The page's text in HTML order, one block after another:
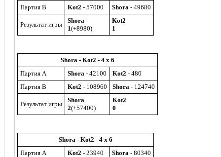
Партия B
Kot2 - 57000 Shora - 49680
Результат игры
Shora
1(+8980)
Kot2
1
Shora - Kot2 - 4 x 6
Партия A
Shora - 42100 Kot2 - 480
Партия B
Kot2 - 108960 Shora - 124740
Результат игры
Shora
2(+57400)
Kot2
0
Shora - Kot2 - 4 x 6
Партия A
Kot2 - 23940 Shora - 80340